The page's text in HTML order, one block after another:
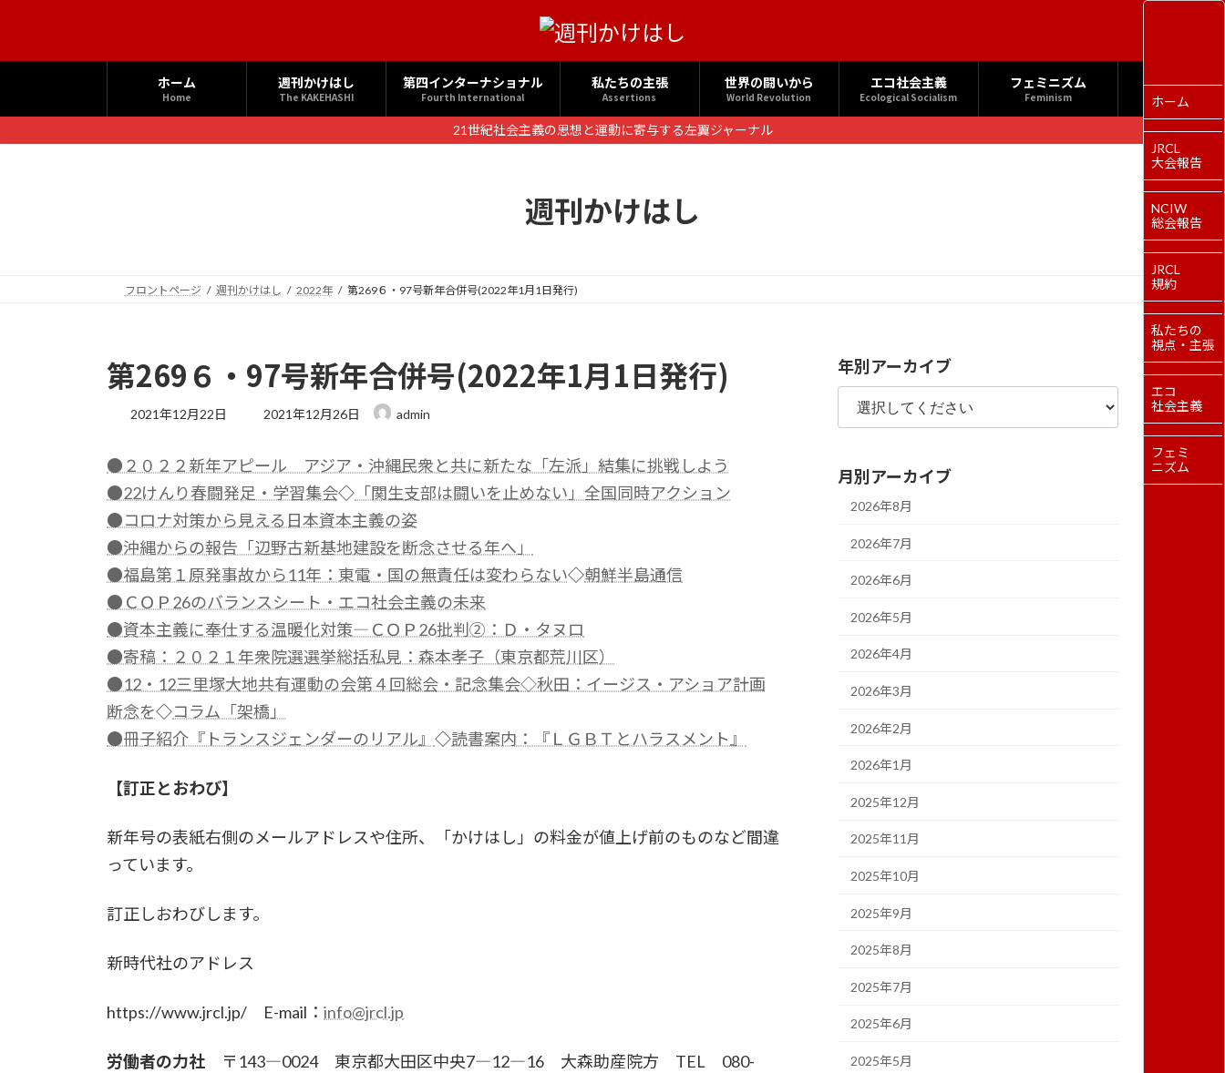
へ
ス
ョ
ン
ホーム
Home
週刊かけはし
The KAKEHASHI
第四インターナショナル
Fourth International
私たちの主張
Assertions
世界の闘いから
World Revolution
エコ社会主義
Ecological Socialism
フェミニズム
Feminism
21世紀社会主義の思想と運動に寄与する左翼ジャーナル
週刊かけはし
フロントページ 週刊かけはし 2022年 第269６・97号新年合併号(2022年1月1日発行)
第269６・97号新年合併号(2022年1月1日発行)
2021年12月22日
最
新
日
時
:
2021年12月26日 admin
●２０２２新年アピール アジア・沖縄民衆と共に新たな「左派」結集に挑戦しよう
●22けんり春闘発足・学習集会◇ 「関生支部は闘いを止めない」全国同時アクション
●コロナ対策から見える日本資本主義の姿
●沖縄からの報告「辺野古新基地建設を断念させる年へ」
●福島第１原発事故から11年：東電・国の無責任は変わらない◇朝鮮半島通信
●ＣＯＰ26のバランスシート・エコ社会主義の未来
●資本主義に奉仕する温暖化対策―ＣＯＰ26批判②：Ｄ・タヌロ
●寄稿：２０２１年衆院選選挙総括私見：森本孝子（東京都荒川区）
●12・12三里塚大地共有運動の会第４回総会・記念集会◇秋田：イージス・アショア計画
断念を◇コラム「架橋」
●冊子紹介『トランスジェンダーのリアル』 ◇読書案内：『ＬＧＢＴとハラスメント』
【訂正とおわび】
新年号の表紙右側のメールアドレスや住所、「かけはし」の料金が値上げ前のものなど間違
っています。
訂正しおわびします。
新時代社のアドレス
https://www.jrcl.jp/ E-mail： info@jrcl.jp
労働者の力社 〒143―0024 東京都大田区中央7―12―16 大森助産院方 TEL 080-
年別アーカイブ
月別アーカイブ
2026年8月
2026年7月
2026年6月
2026年5月
2026年4月
2026年3月
2026年2月
2026年1月
2025年12月
2025年11月
2025年10月
2025年9月
2025年8月
2025年7月
2025年6月
2025年5月
ホーム
JRCL
大会報告
NCIW
総会報告
JRCL
規約
私たちの
視点・主張
エコ
社会主義
フェミ
ニズム